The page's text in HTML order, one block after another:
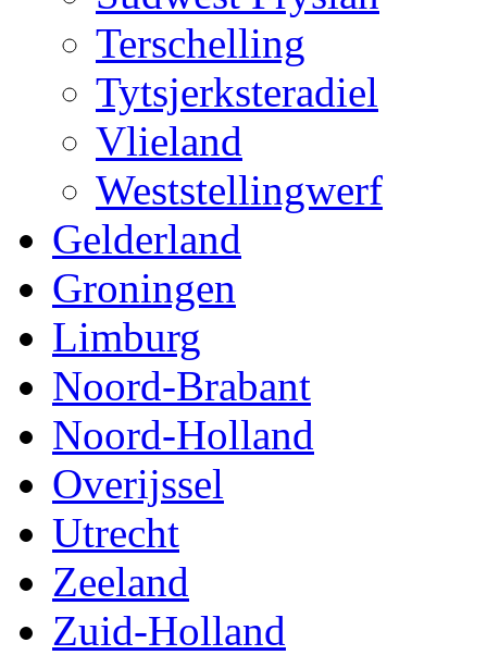
Terschelling
Tytsjerksteradiel
Vlieland
Weststellingwerf
Gelderland
Groningen
Limburg
Noord-Brabant
Noord-Holland
Overijssel
Utrecht
Zeeland
Zuid-Holland